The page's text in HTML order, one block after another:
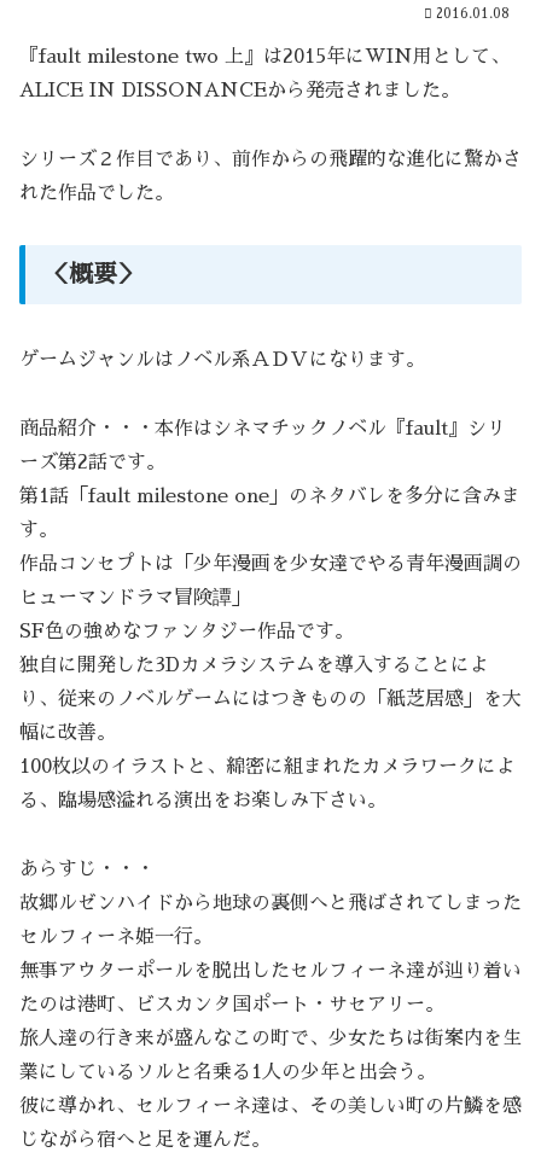
2016.01.08
『fault milestone two 上』は2015年にWIN用として、
ALICE IN DISSONANCEから発売されました。
シリーズ２作目であり、前作からの飛躍的な進化に驚かさ
れた作品でした。
＜概要＞
ゲームジャンルはノベル系ＡＤＶになります。
商品紹介・・・本作はシネマチックノベル『fault』シリ
ーズ第2話です。
第1話「fault milestone one」のネタバレを多分に含みま
す。
作品コンセプトは「少年漫画を少女達でやる青年漫画調の
ヒューマンドラマ冒険譚」
SF色の強めなファンタジー作品です。
独自に開発した3Dカメラシステムを導入することによ
り、従来のノベルゲームにはつきものの「紙芝居感」を大
幅に改善。
100枚以のイラストと、綿密に組まれたカメラワークによ
る、臨場感溢れる演出をお楽しみ下さい。
あらすじ・・・
故郷ルゼンハイドから地球の裏側へと飛ばされてしまった
セルフィーネ姫一行。
無事アウターポールを脱出したセルフィーネ達が辿り着い
たのは港町、ビスカンタ国ポート・サセアリー。
旅人達の行き来が盛んなこの町で、少女たちは街案内を生
業にしているソルと名乗る1人の少年と出会う。
彼に導かれ、セルフィーネ達は、その美しい町の片鱗を感
じながら宿へと足を運んだ。